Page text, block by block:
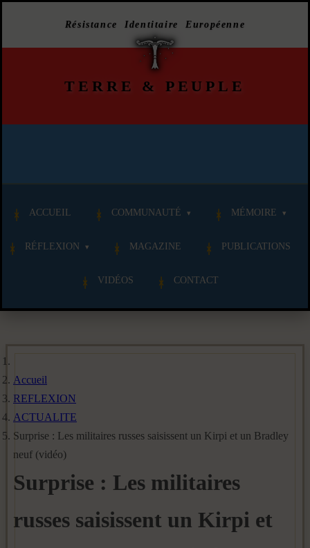
Résistance Identitaire Européenne
TERRE & PEUPLE
ACCUEIL COMMUNAUTÉ MÉMOIRE
RÉFLEXION MAGAZINE PUBLICATIONS
VIDÉOS CONTACT
Accueil
REFLEXION
ACTUALITE
Surprise : Les militaires russes saisissent un Kirpi et un Bradley
neuf (vidéo)
Surprise : Les militaires
russes saisissent un Kirpi et